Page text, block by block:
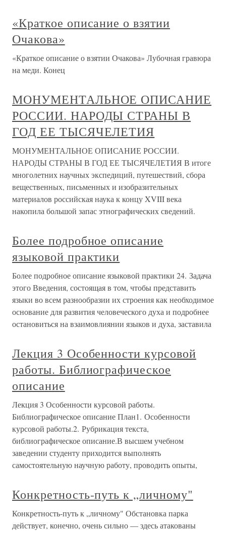
«Краткое описание о взятии
Очакова»
«Краткое описание о взятии Очакова» Лубочная гравюра
на меди. Конец
МОНУМЕНТАЛЬНОЕ ОПИСАНИЕ
РОССИИ. НАРОДЫ СТРАНЫ В
ГОД ЕЕ ТЫСЯЧЕЛЕТИЯ
МОНУМЕНТАЛЬНОЕ ОПИСАНИЕ РОССИИ.
НАРОДЫ СТРАНЫ В ГОД ЕЕ ТЫСЯЧЕЛЕТИЯ В итоге
многолетних научных экспедиций, путешествий, сбора
вещественных, письменных и изобразительных
материалов российская наука к концу XVIII века
накопила большой запас этнографических сведений.
Более подробное описание
языковой практики
Более подробное описание языковой практики 24. Задача
этого Введения, состоящая в том, чтобы представить
языки во всем разнообразии их строения как необходимое
основание для развития человеческого духа и подробнее
остановиться на взаимовлиянии языков и духа, заставила
Лекция 3 Особенности курсовой
работы. Библиографическое
описание
Лекция 3 Особенности курсовой работы.
Библиографическое описание План1. Особенности
курсовой работы.2. Рубрикация текста,
библиографическое описание.В высшем учебном
заведении студенту приходится выполнять
самостоятельную научную работу, проводить опыты,
Конкретность-путь к „личному"
Конкретность-путь к „личному" Обстановка парка
действует, конечно, очень сильно — здесь атакованы